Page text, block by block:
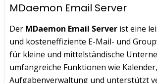
MDaemon Email Server
Der MDaemon Email Server ist eine
und kosteneffiziente E-Mail- und
für kleine und mittelständische
umfangreiche Funktionen wie
Aufgabenverwaltung und unterstützt